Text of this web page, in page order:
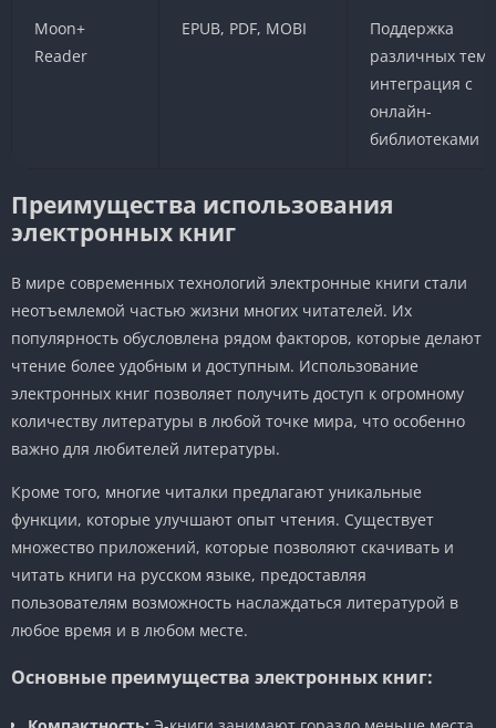
Moon+
Reader
EPUB, PDF, MOBI
Поддержка
различных тем,
интеграция с
онлайн-
библиотеками
Преимущества использования
электронных книг
В мире современных технологий электронные книги стали
неотъемлемой частью жизни многих читателей. Их
популярность обусловлена рядом факторов, которые делают
чтение более удобным и доступным. Использование
электронных книг позволяет получить доступ к огромному
количеству литературы в любой точке мира, что особенно
важно для любителей литературы.
Кроме того, многие читалки предлагают уникальные
функции, которые улучшают опыт чтения. Существует
множество приложений, которые позволяют скачивать и
читать книги на русском языке, предоставляя
пользователям возможность наслаждаться литературой в
любое время и в любом месте.
Основные преимущества электронных книг: